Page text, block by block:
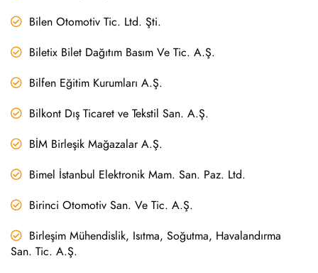
Bilen Otomotiv Tic. Ltd. Şti.
Biletix Bilet Dağıtım Basım Ve Tic. A.Ş.
Bilfen Eğitim Kurumları A.Ş.
Bilkont Dış Ticaret ve Tekstil San. A.Ş.
BİM Birleşik Mağazalar A.Ş.
Bimel İstanbul Elektronik Mam. San. Paz. Ltd.
Birinci Otomotiv San. Ve Tic. A.Ş.
Birleşim Mühendislik, Isıtma, Soğutma, Havalandırma
San. Tic. A.Ş.